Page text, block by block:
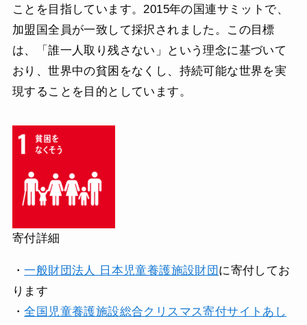
ことを目指しています。2015年の国連サミットで、
加盟国全員が一致して採択されました。この目標
は、「誰一人取り残さない」という理念に基づいて
おり、世界中の貧困をなくし、持続可能な世界を実
現することを目的としています。
寄付詳細
・一般財団法人 日本児童養護施設財団 に寄付してお
ります
・全国児童養護施設総合クリスマス寄付サイトあし